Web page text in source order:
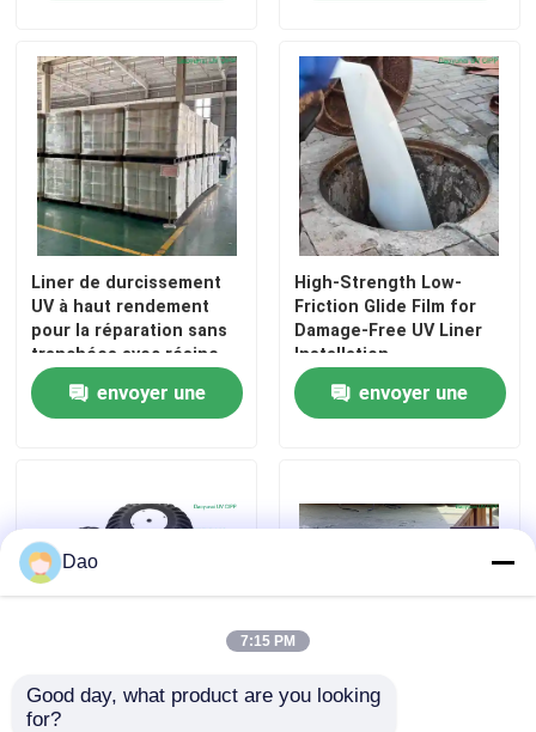
Produits
Au sujet de nous
Contrôle de qualité
Contactez-nous
Demandez une citation
Équipement UV de CIPP
CIPP traité UV
Liner de durcissement
UV à haut rendement
pour la réparation sans
tranchées avec résine
et fibre de verre
envoyer une
High-Strength Low-
Friction Glide Film for
Damage-Free UV Liner
Installation
envoyer une
Le robot de chenille de
tuyau de télévision en
Découvrez des
Dao
7:15 PM
Good day, what product are you looking
for?